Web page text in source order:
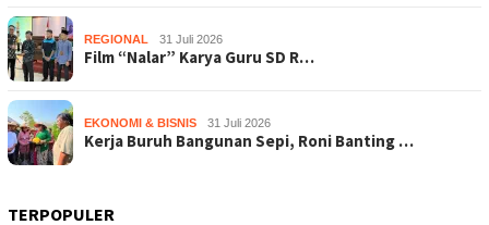
REGIONAL 31 Juli 2026
Film “Nalar” Karya Guru SD R…
EKONOMI & BISNIS 31 Juli 2026
Kerja Buruh Bangunan Sepi, Roni Banting …
TERPOPULER